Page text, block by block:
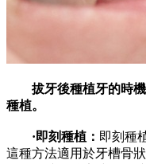
拔牙後種植牙的時機
種植。
·即刻種植： 即刻種
這種方法適用於牙槽骨